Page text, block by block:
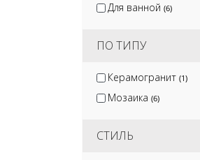
Для ванной (6)
ПО ТИПУ
Керамогранит (1)
Мозаика (6)
СТИЛЬ